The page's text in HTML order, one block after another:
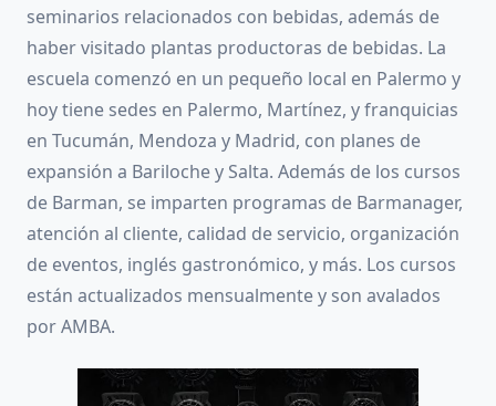
seminarios relacionados con bebidas, además de
haber visitado plantas productoras de bebidas. La
escuela comenzó en un pequeño local en Palermo y
hoy tiene sedes en Palermo, Martínez, y franquicias
en Tucumán, Mendoza y Madrid, con planes de
expansión a Bariloche y Salta. Además de los cursos
de Barman, se imparten programas de Barmanager,
atención al cliente, calidad de servicio, organización
de eventos, inglés gastronómico, y más. Los cursos
están actualizados mensualmente y son avalados
por AMBA.